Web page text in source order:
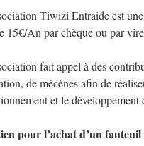
Tiwizi Entraide est
15€/An par chèque ou par
fait appel à des
de mécènes afin de
et le développement
pour l’achat d’un